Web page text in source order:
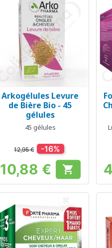
Aperçu rapide
Arkogélules Levure
de Bière Bio - 45
gélules
45 gélules
12,95 € -16%
Prix
10,88 € 